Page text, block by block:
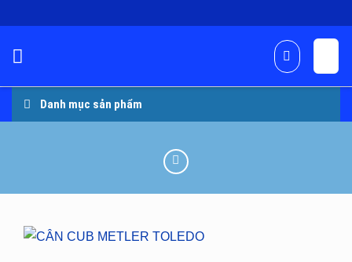
to
content
Danh mục sản phẩm